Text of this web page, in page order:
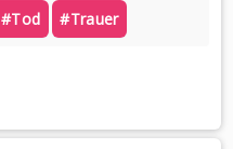
#tod #trauer